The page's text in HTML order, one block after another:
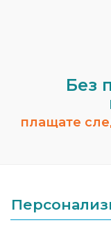
Без
плащате